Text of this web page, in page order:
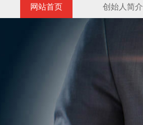
网站首页 创始人简介